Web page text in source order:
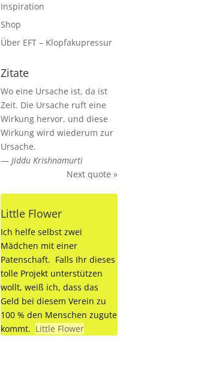
Inspiration
Shop
Über EFT – Klopfakupressur
Zitate
Wo eine Ursache ist, da ist
Zeit. Die Ursache ruft eine
Wirkung hervor, und diese
Wirkung wird wiederum zur
Ursache.
—Jiddu Krishnamurti
Next quote »
Little Flower
Ich helfe selbst zwei
Mädchen mit einer
Patenschaft. Falls Ihr dieses
tolle Projekt unterstützen
wollt, weiß ich, dass das
Geld bei diesem Verein zu
100 % den Menschen zugute
kommt. Little Flower